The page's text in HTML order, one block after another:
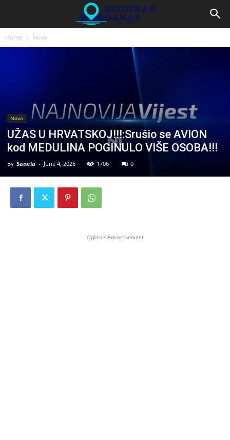
Home Novo
Novo
UŽAS U HRVATSKOJ!!!:Srušio se AVION
kod MEDULINA POGINULO VIŠE OSOBA!!!
By Sanela - June 4, 2026 1706 0
Oglasi - Advertisement